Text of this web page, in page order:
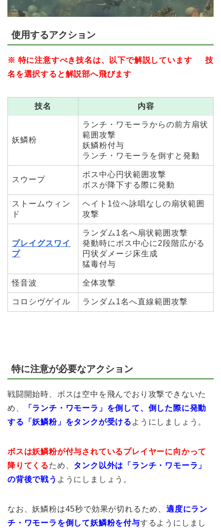
使用するアクション
※ 特に注意すべき技名は、以下で解説しています 技
名を選択すると解説部へ飛びます
技名 内容
妖鱗粉
ランチ・ワモーラからの前方扇状
範囲攻撃
妖鱗粉付与
ランチ・ワモーラを倒すと発動
スウープ
ボス中心円状範囲攻撃
ボスが降下する際に発動
ストームウィン
ド
ヘイト1位へ詠唱なしの扇状範囲
攻撃
プレイグスワイ
プ
ランダム1名へ扇状範囲攻撃
発動時にボス中心に2段階広がる
円状ダメージ床生成
猛毒付与
怪音波 全体攻撃
コロシヴゲイル ランダム1名へ直線範囲攻撃
特に注意が必要なアクション
戦闘開始時、ボスは空中を飛んでおり攻撃できないた
め、
「ランチ・ワモーラ」を倒して、倒した際に発動
する「妖鱗粉」をタンクが受ける ようにしましょう。
ボスは妖鱗粉が付与されているプレイヤーに向かって
降りてくるため、 タンク以外は「ランチ・ワモーラ」
の背後で戦う ようにしましょう。
なお、妖鱗粉は45秒で効果が切れるため、適度にラン
チ・ワモーラを倒して妖鱗粉を付与するようにしまし